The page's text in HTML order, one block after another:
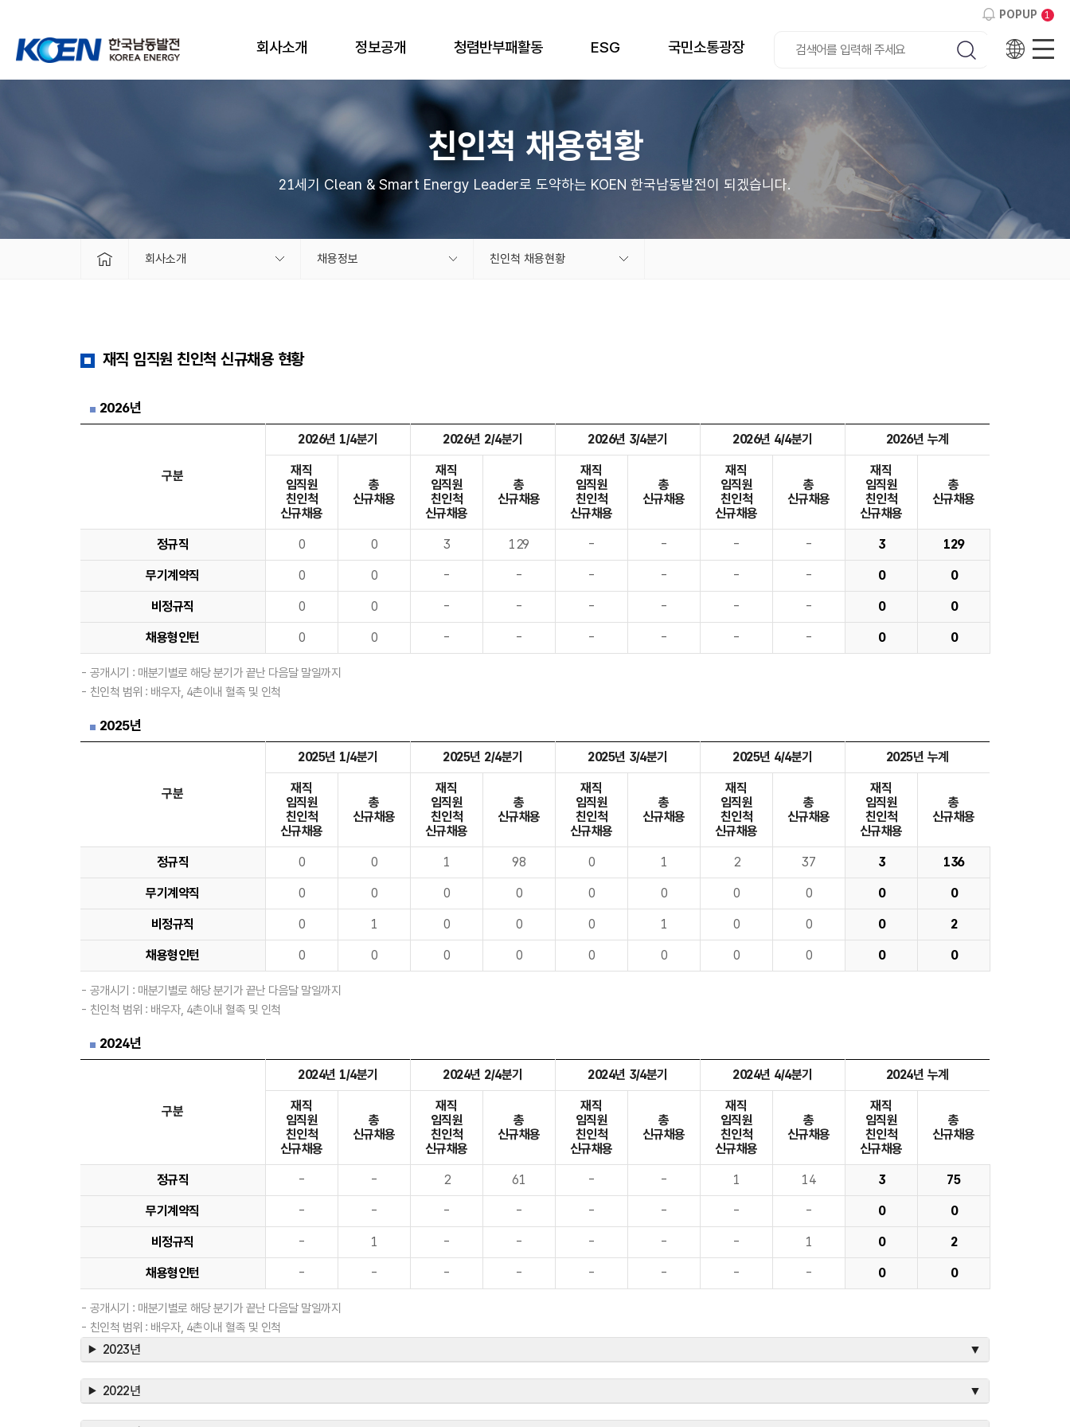
POPUP 1
회사소개 정보공개 청렴반부패활동 ESG 국민소통광장 검색하기
Eng
사
친인척 채용현황
21세기 Clean & Smart Energy Leader로 도약하는 KOEN 한국남동발전이 되겠습니다.
회사소개 채용정보 친인척 채용현황
재직 임직원 친인척 신규채용 현황
2026년
구분
2026년 1/4분기 2026년 2/4분기 2026년 3/4분기 2026년 4/4분기 2026년 누계
재직
임직원
친인척
신규채용
총
신규채용
재직
임직원
친인척
신규채용
총
신규채용
재직
임직원
친인척
신규채용
총
신규채용
재직
임직원
친인척
신규채용
총
신규채용
재직
임직원
친인척
신규채용
총
신규채용
정규직 0 0 3 129 - - - - 3 129
무기계약직 0 0 - - - - - - 0 0
비정규직 0 0 - - - - - - 0 0
채용형인턴 0 0 - - - - - - 0 0
- 공개시기 : 매분기별로 해당 분기가 끝난 다음달 말일까지
- 친인척 범위 : 배우자, 4촌이내 혈족 및 인척
2025년
구분
2025년 1/4분기 2025년 2/4분기 2025년 3/4분기 2025년 4/4분기 2025년 누계
재직
임직원
친인척
신규채용
총
신규채용
재직
임직원
친인척
신규채용
총
신규채용
재직
임직원
친인척
신규채용
총
신규채용
재직
임직원
친인척
신규채용
총
신규채용
재직
임직원
친인척
신규채용
총
신규채용
정규직 0 0 1 98 0 1 2 37 3 136
무기계약직 0 0 0 0 0 0 0 0 0 0
비정규직 0 1 0 0 0 1 0 0 0 2
채용형인턴 0 0 0 0 0 0 0 0 0 0
- 공개시기 : 매분기별로 해당 분기가 끝난 다음달 말일까지
- 친인척 범위 : 배우자, 4촌이내 혈족 및 인척
2024년
구분
2024년 1/4분기 2024년 2/4분기 2024년 3/4분기 2024년 4/4분기 2024년 누계
재직
임직원
친인척
신규채용
총
신규채용
재직
임직원
친인척
신규채용
총
신규채용
재직
임직원
친인척
신규채용
총
신규채용
재직
임직원
친인척
신규채용
총
신규채용
재직
임직원
친인척
신규채용
총
신규채용
정규직 - - 2 61 - - 1 14 3 75
무기계약직 - - - - - - - - 0 0
비정규직 - 1 - - - - - 1 0 2
채용형인턴 - - - - - - - - 0 0
- 공개시기 : 매분기별로 해당 분기가 끝난 다음달 말일까지
- 친인척 범위 : 배우자, 4촌이내 혈족 및 인척
2023년
2022년